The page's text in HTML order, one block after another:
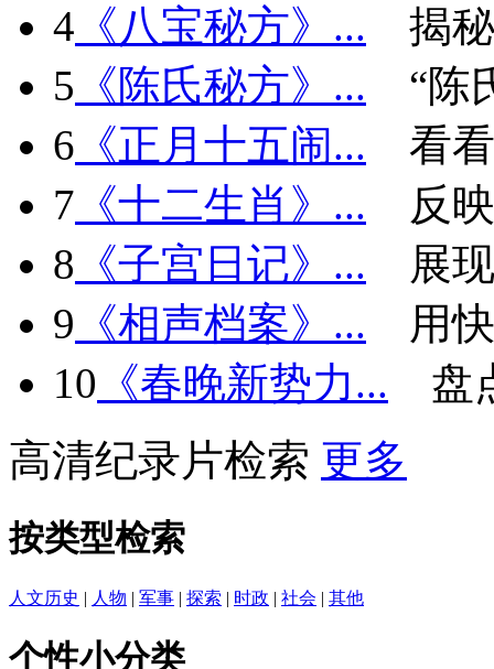
4 《八宝秘方》...
揭
5 《陈氏秘方》...
“陈
6 《正月十五闹...
看
7 《十二生肖》...
反
8 《子宫日记》...
展
9 《相声档案》...
用
10 《春晚新势力...
盘
高清纪录片检索 更多
按类型检索
人文历史 | 人物 | 军事 | 探索 | 时政 | 社会 | 其他
个性小分类